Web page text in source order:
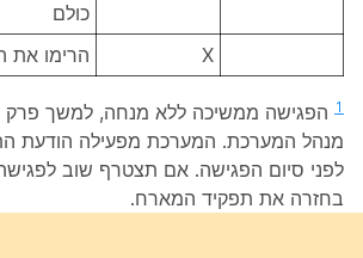
כולם
X הרימו את
1 הפגישה ממשיכה ללא מנחה, למשך פרק
מנהל המערכת. המערכת מפעילה הודעת
לפני סיום הפגישה. אם תצטרף שוב
בחזרה את תפקיד המארח.